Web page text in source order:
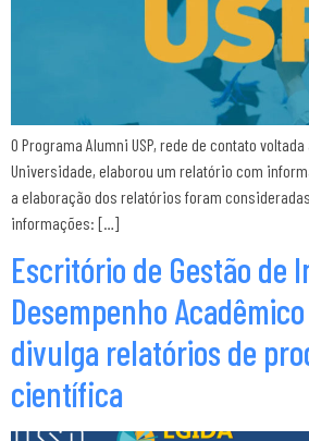
O Programa Alumni USP, rede de contato
Universidade, elaborou um relatório com
a elaboração dos relatórios foram
informações: […]
Escritório de Gestão de
Desempenho Acadêmico
divulga relatórios de
científica